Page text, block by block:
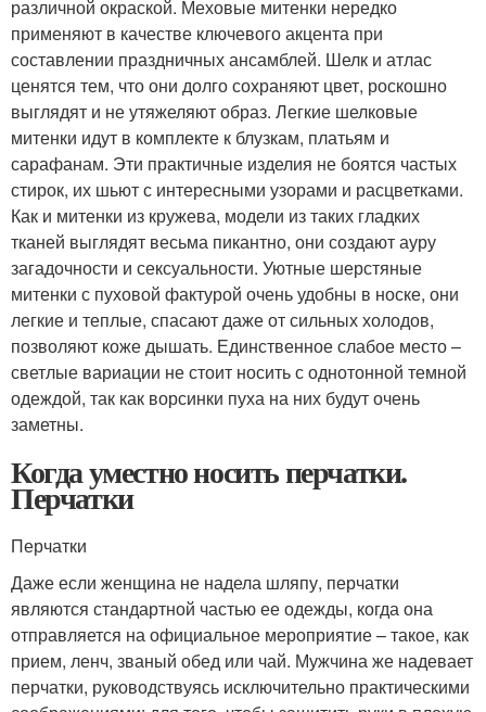
различной окраской. Меховые митенки нередко
применяют в качестве ключевого акцента при
составлении праздничных ансамблей. Шелк и атлас
ценятся тем, что они долго сохраняют цвет, роскошно
выглядят и не утяжеляют образ. Легкие шелковые
митенки идут в комплекте к блузкам, платьям и
сарафанам. Эти практичные изделия не боятся частых
стирок, их шьют с интересными узорами и расцветками.
Как и митенки из кружева, модели из таких гладких
тканей выглядят весьма пикантно, они создают ауру
загадочности и сексуальности. Уютные шерстяные
митенки с пуховой фактурой очень удобны в носке, они
легкие и теплые, спасают даже от сильных холодов,
позволяют коже дышать. Единственное слабое место –
светлые вариации не стоит носить с однотонной темной
одеждой, так как ворсинки пуха на них будут очень
заметны.
Когда уместно носить перчатки.
Перчатки
Перчатки
Даже если женщина не надела шляпу, перчатки
являются стандартной частью ее одежды, когда она
отправляется на официальное мероприятие – такое, как
прием, ленч, званый обед или чай. Мужчина же надевает
перчатки, руководствуясь исключительно практическими